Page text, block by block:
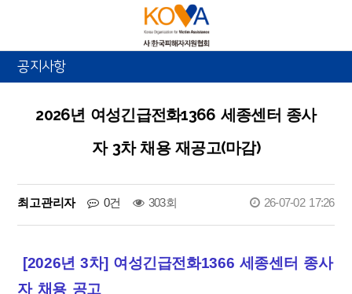
공지사항
2026년 여성긴급전화1366 세종센터 종사
자 3차 채용 재공고(마감)
최고관리자 0건 303회 26-07-02 17:26
[2026년 3차] 여성긴급전화1366 세종센터 종사
자 채용 공고